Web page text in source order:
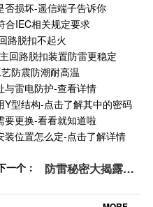
否损坏-遥信端子告诉你
合IEC相关规定要求
路脱扣不起火
回路脱扣装置防雷更稳定
防震防潮耐高温
与雷电防护-查看详情
型结构-点击了解其中的密码
要更换-看看就知道啦
装位置怎么定-点击了解详情
一个：
防雷秘密大揭露：
用教您避雷有道-易